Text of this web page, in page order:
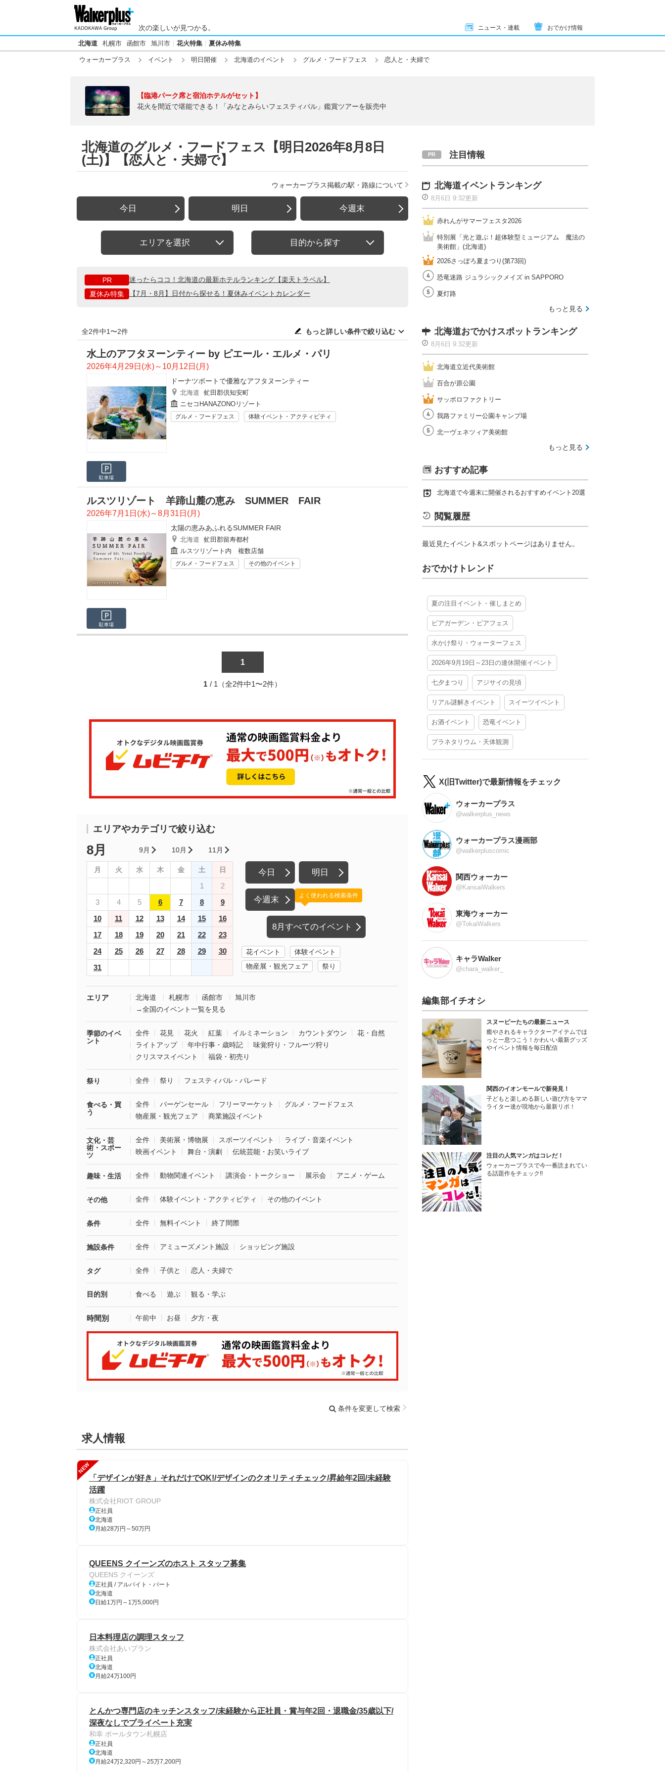
次の楽しいが見つかる。 ニュース・連載 おでかけ情報
北海道 札幌市 函館市 旭川市 花火特集 夏休み特集
ウォーカープラス イベント 明日開催 北海道のイベント グルメ・フードフェス 恋人と・夫婦で
【臨港パーク席と宿泊ホテルがセット】
花火を間近で堪能できる！「みなとみらいフェスティバル」鑑賞ツアーを販売中
北海道のグルメ・フードフェス【明日2026年8月8日
(土)】【恋人と・夫婦で】
ウォーカープラス掲載の駅・路線について
今日 明日 今週末
エリアを選択 目的から探す
PR
迷ったらココ！北海道の最新ホテルランキング【楽天トラベル】
夏休み特集
【7月・8月】日付から探せる！夏休みイベントカレンダー
全2件中1〜2件 もっと詳しい条件で絞り込む
水上のアフタヌーンティー by ピエール・エルメ・パリ
2026年4月29日(水)～10月12日(月)
ドーナツボートで優雅なアフタヌーンティー
北海道
虻田郡倶知安町
ニセコHANAZONOリゾート
グルメ・フードフェス 体験イベント・アクティビティ
駐車場
ルスツリゾート 羊蹄山麓の恵み SUMMER FAIR
2026年7月1日(水)～8月31日(月)
太陽の恵みあふれるSUMMER FAIR
北海道
虻田郡留寿都村
ルスツリゾート内 複数店舗
グルメ・フードフェス その他のイベント
駐車場
1
1 / 1（全2件中1〜2件）
エリアやカテゴリで絞り込む
8月 9月 10月 11月
月 火 水 木 金 土 日
1
2
3
4 5 6 7 8
9
10
11 12 13 14 15
16
17
18 19 20 21 22
23
24
25 26 27 28 29
30
31
今日 明日
今週末
8月すべてのイベント
よく使われる検索条件
花イベント
体験イベント
物産展・観光フェア
祭り
エリア 北海道 札幌市 函館市
旭川市
→全国のイベント一覧を見る
季節のイベ
ント
全件 花見 花火 紅葉 イルミネーション カウントダウン
花・自然
ライトアップ
年中行事・歳時記
味覚狩り・フルーツ狩り
クリスマスイベント
福袋・初売り
祭り 全件 祭り フェスティバル・パレード
食べる・買
う
全件 バーゲンセール フリーマーケット
グルメ・フードフェス
物産展・観光フェア
商業施設イベント
文化・芸
術・スポー
ツ
全件 美術展・博物展 スポーツイベント
ライブ・音楽イベント
映画イベント
舞台・演劇 伝統芸能・お笑いライブ
趣味・生活 全件 動物関連イベント 講演会・トークショー 展示会 アニメ・ゲーム
その他 全件 体験イベント・アクティビティ その他のイベント
条件 全件 無料イベント 終了間際
施設条件 全件 アミューズメント施設 ショッピング施設
タグ 全件 子供と 恋人・夫婦で
目的別 食べる 遊ぶ 観る・学ぶ
時間別 午前中 お昼 夕方・夜
条件を変更して検索
求人情報
NEW
「デザインが好き」それだけでOK!/デザインのクオリティチェック/昇給年2回/未経験
活躍
株式会社RIOT GROUP
正社員
北海道
月給28万円～50万円
QUEENS クイーンズのホスト スタッフ募集
QUEENS クイーンズ
正社員 / アルバイト・パート
北海道
日給1万円～1万5,000円
日本料理店の調理スタッフ
株式会社あいプラン
正社員
北海道
月給24万100円
とんかつ専門店のキッチンスタッフ/未経験から正社員・賞与年2回・退職金/35歳以下/
深夜なしでプライベート充実
和幸 ポールタウン札幌店
正社員
北海道
月給24万2,320円～25万7,200円
注目情報
北海道イベントランキング
8月6日 9:32更新
赤れんがサマーフェスタ2026
特別展「光と遊ぶ！超体験型ミュージアム 魔法の
美術館」(北海道)
2026さっぽろ夏まつり(第73回)
恐竜迷路 ジュラシックメイズ in SAPPORO
夏灯路
もっと見る
北海道おでかけスポットランキング
8月6日 9:32更新
北海道立近代美術館
百合が原公園
サッポロファクトリー
我路ファミリー公園キャンプ場
北一ヴェネツィア美術館
もっと見る
おすすめ記事
北海道で今週末に開催されるおすすめイベント20選
閲覧履歴
最近見たイベント&スポットページはありません。
おでかけトレンド
夏の注目イベント・催しまとめ
ビアガーデン・ビアフェス
水かけ祭り・ウォーターフェス
2026年9月19日～23日の連休開催イベント
七夕まつり アジサイの見頃
リアル謎解きイベント スイーツイベント
お酒イベント 恐竜イベント
プラネタリウム・天体観測
X(旧Twitter)で最新情報をチェック
ウォーカープラス
@walkerplus_news
ウォーカープラス漫画部
@walkerpluscomic
関西ウォーカー
@KansaiWalkers
東海ウォーカー
@TokaiWalkers
キャラWalker
@chara_walker_
編集部イチオシ
スヌーピーたちの最新ニュース
癒やされるキャラクターアイテムでほ
っと一息つこう！かわいい最新グッズ
やイベント情報を毎日配信
関西のイオンモールで新発見！
子どもと楽しめる新しい遊び方をママ
ライター達が現地から最新リポ！
注目の人気マンガはコレだ！
ウォーカープラスで今一番読まれてい
る話題作をチェック!!